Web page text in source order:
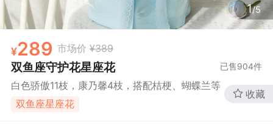
1/5
289 市场价 ¥389
双鱼座守护花星座花 已售904件
白色骄傲11枝，康乃馨4枝，搭配桔梗、蝴蝶兰等
双鱼座星座花
收藏